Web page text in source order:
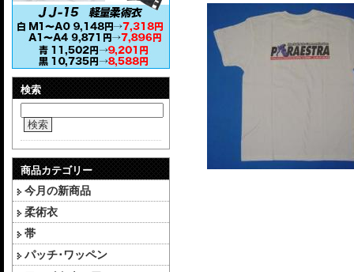
検索
検索
商品カテゴリー
今月の新商品
柔術衣
帯
パッチ･ワッペン